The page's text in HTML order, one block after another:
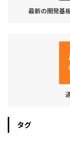
最新の開発基
タグ